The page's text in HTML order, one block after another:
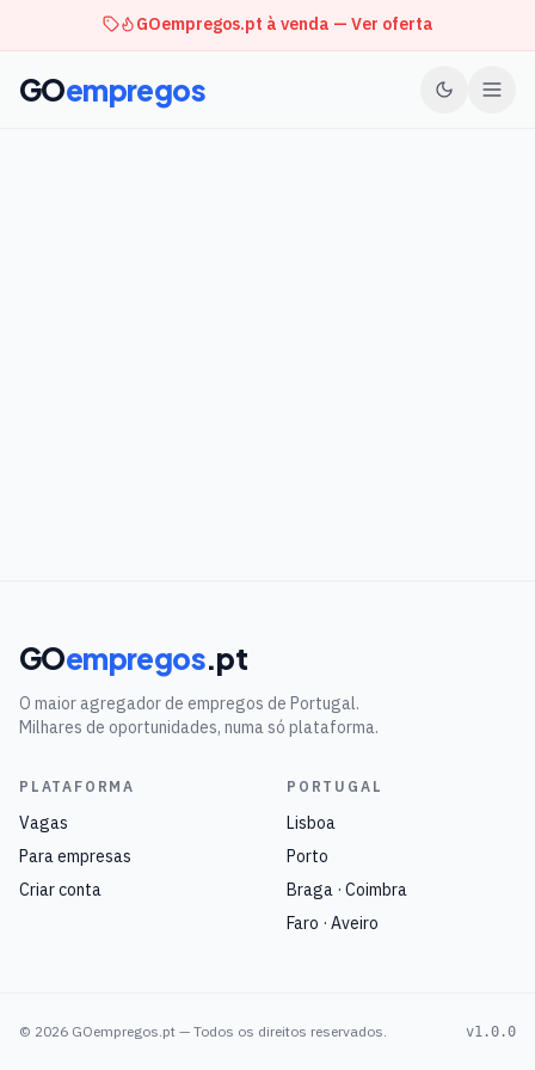
GOempregos.pt à venda — Ver oferta
GOempregos
GOempregos.pt
O maior agregador de empregos de Portugal.
Milhares de oportunidades, numa só plataforma.
PLATAFORMA
Vagas
Para empresas
Criar conta
PORTUGAL
Lisboa
Porto
Braga · Coimbra
Faro · Aveiro
© 2026 GOempregos.pt — Todos os direitos reservados. v1.0.0